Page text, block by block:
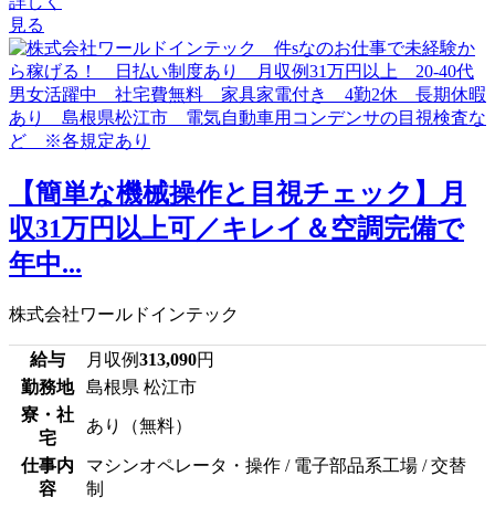
見る
【簡単な機械操作と目視チェック】月
収31万円以上可／キレイ＆空調完備で
年中...
株式会社ワールドインテック
給与 月収例313,090円
勤務地
島根県 松江市
寮・社
宅
あり（無料）
仕事内
容
マシンオペレータ・操作 / 電子部品系工場 / 交替
制